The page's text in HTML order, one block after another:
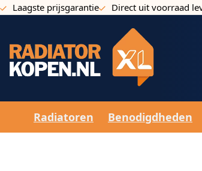
Ga naar de inhoud
Laagste prijsgarantie Direct uit voorraad
Radiatoren Benodigdheden